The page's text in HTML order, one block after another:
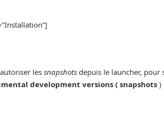
lessnapshots depuis le launcher, pour
development versions ( snapshots)